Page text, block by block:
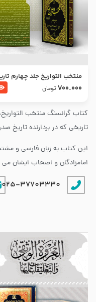
کتاب گرانسنگ منتخب
تاریخی که در بردارنده
این کتاب به زبان فارسی و
امامزادگان و اصحاب ایشان
025-37703330
منتخب التواریخ جلد چهارم
امام زین العابدین و امام
700.000 تومان